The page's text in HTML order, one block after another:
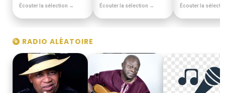
Écouter la sélection → Écouter la sélection → Écouter la
RADIO ALÉATOIRE